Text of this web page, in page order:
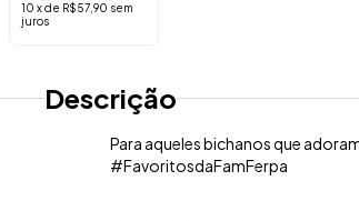
10 xde R$57,90 sem
juros
Descrição
Para aqueles bichanos que
#FavoritosdaFamFerpa